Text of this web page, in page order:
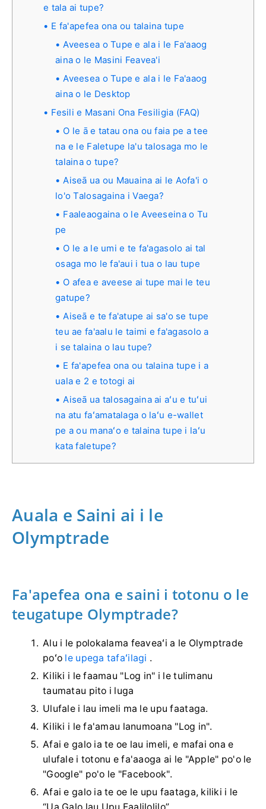
e tala ai tupe?
E fa'apefea ona ou talaina tupe
Aveesea o Tupe e ala i le Fa'aaog
aina o le Masini Feavea'i
Aveesea o Tupe e ala i le Fa'aaog
aina o le Desktop
Fesili e Masani Ona Fesiligia (FAQ)
O le ā e tatau ona ou faia pe a tee
na e le Faletupe la'u talosaga mo le
talaina o tupe?
Aiseā ua ou Mauaina ai le Aofa'i o
lo'o Talosagaina i Vaega?
Faaleaogaina o le Aveeseina o Tu
pe
O le a le umi e te fa'agasolo ai tal
osaga mo le fa'aui i tua o lau tupe
O afea e aveese ai tupe mai le teu
gatupe?
Aiseā e te fa'atupe ai sa'o se tupe
teu ae fa'aalu le taimi e fa'agasolo a
i se talaina o lau tupe?
E fa'apefea ona ou talaina tupe i a
uala e 2 e totogi ai
Aiseā ua talosagaina ai aʻu e tuʻui
na atu faʻamatalaga o laʻu e-wallet
pe a ou manaʻo e talaina tupe i laʻu
kata faletupe?
Auala e Saini ai i le
Olymptrade
Fa'apefea ona e saini i totonu o le
teugatupe Olymptrade?
Alu i le polokalama feaveaʻi a le Olymptrade
poʻo le upega tafaʻilagi .
Kiliki i le faamau "Log in" i le tulimanu
taumatau pito i luga
Ulufale i lau imeli ma le upu faataga.
Kiliki i le fa'amau lanumoana "Log in".
Afai e galo ia te oe lau imeli, e mafai ona e
ulufale i totonu e fa'aaoga ai le "Apple" po'o le
"Google" po'o le "Facebook".
Afai e galo ia te oe le upu faataga, kiliki i le
“Ua Galo lau Upu Faalilolilo”.